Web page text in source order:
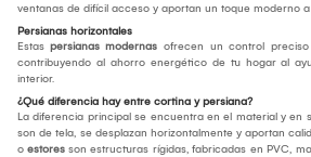
ventanas de difícil acceso y aportan un toque moderno
Persianas horizontales
Estas persianas modernas ofrecen un control
contribuyendo al ahorro energético de tu hogar al
interior.
¿Qué diferencia hay entre cortina y persiana?
La diferencia principal se encuentra en el material y en
son de tela, se desplazan horizontalmente y aportan
o estores son estructuras rígidas, fabricadas en PVC,